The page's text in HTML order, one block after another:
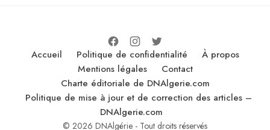
Accueil Politique de confidentialité
À propos
Mentions légales
Contact
Charte éditoriale de DNAlgerie.com
Politique de mise à jour et de correction des articles –
DNAlgerie.com
© 2026 DNAlgérie - Tout droits réservés